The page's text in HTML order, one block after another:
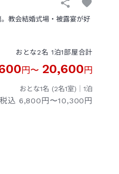
教会結婚式場・被露宴が好
おとな2名 1泊1部屋合計
円〜 20,600円
おとな1名 (2名1室)｜ 1泊
税込 6,800円〜10,300円